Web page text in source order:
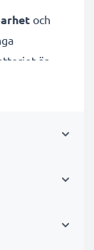
och
är
för